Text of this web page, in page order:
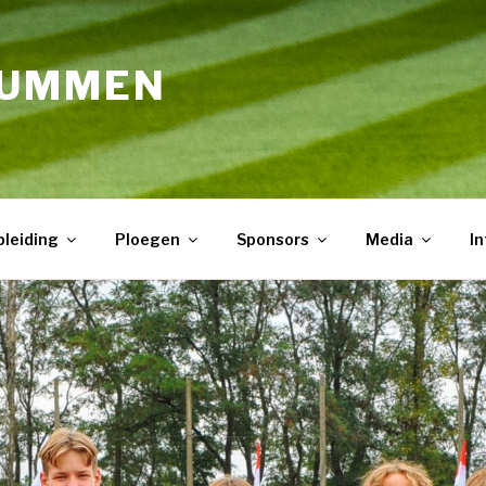
Ploegen Sponsors Media